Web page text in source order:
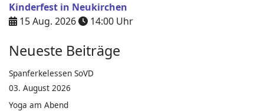
Kinderfest in Neukirchen
15 Aug. 2026
14:00 Uhr
Neueste Beiträge
Spanferkelessen SoVD
03. August 2026
Yoga am Abend